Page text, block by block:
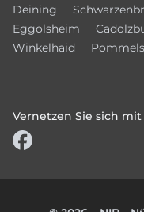
Deining
Eggolsheim
Winkelhaid
Vernetzen Sie sich mit